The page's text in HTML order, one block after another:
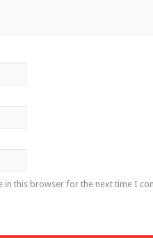
in this browser for the next time I